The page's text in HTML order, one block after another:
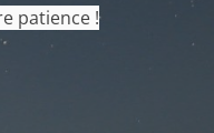
patience !